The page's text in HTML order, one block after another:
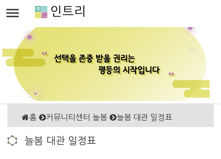
인트리
홈 커뮤니티센터 늘봄 늘봄 대관 일정표
늘봄 대관 일정표